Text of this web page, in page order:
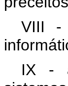
VIII -
IX -